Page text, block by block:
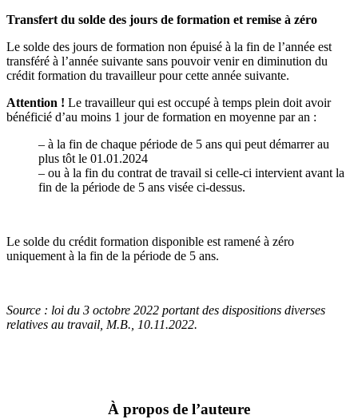
Transfert du solde des jours de formation et remise à zéro
Le solde des jours de formation non épuisé à la fin de l’année est
transféré à l’année suivante sans pouvoir venir en diminution du
crédit formation du travailleur pour cette année suivante.
Attention ! Le travailleur qui est occupé à temps plein doit avoir
bénéficié d’au moins 1 jour de formation en moyenne par an :
– à la fin de chaque période de 5 ans qui peut démarrer au
plus tôt le 01.01.2024
– ou à la fin du contrat de travail si celle-ci intervient avant la
fin de la période de 5 ans visée ci-dessus.
Le solde du crédit formation disponible est ramené à zéro
uniquement à la fin de la période de 5 ans.
Source : loi du 3 octobre 2022 portant des dispositions diverses
relatives au travail M.B., 10.11.2022.
À propos de l’auteure